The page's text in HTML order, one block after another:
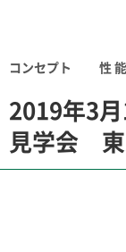
コンセプト 性 能
2019年3
見学会 東